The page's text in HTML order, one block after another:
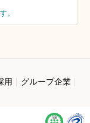
。
用
グループ企業